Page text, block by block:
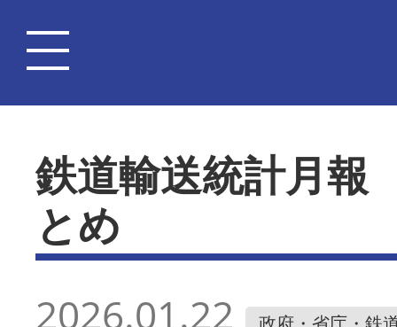
鉄道輸送統計月
とめ
2026.01.22